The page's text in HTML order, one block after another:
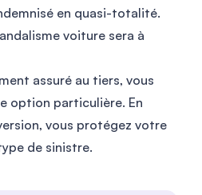
en quasi-totalité.
voiture sera à
assuré au tiers, vous
option particulière. En
vous protégez votre
de sinistre.